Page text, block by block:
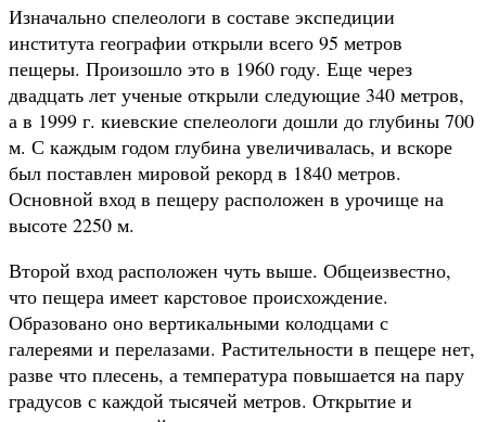
Изначально спелеологи в составе экспедиции
института географии открыли всего 95 метров
пещеры. Произошло это в 1960 году. Еще через
двадцать лет ученые открыли следующие 340 метров,
а в 1999 г. киевские спелеологи дошли до глубины 700
м. С каждым годом глубина увеличивалась, и вскоре
был поставлен мировой рекорд в 1840 метров.
Основной вход в пещеру расположен в урочище на
высоте 2250 м.
Второй вход расположен чуть выше. Общеизвестно,
что пещера имеет карстовое происхождение.
Образовано оно вертикальными колодцами с
галереями и перелазами. Растительности в пещере нет,
разве что плесень, а температура повышается на пару
градусов с каждой тысячей метров. Открытие и